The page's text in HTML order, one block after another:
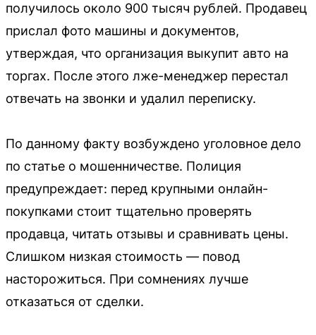
получилось около 900 тысяч рублей. Продавец
прислал фото машины и документов,
утверждая, что организация выкупит авто на
торгах. После этого лже-менеджер перестал
отвечать на звонки и удалил переписку.
По данному факту возбуждено уголовное дело
по статье о мошенничестве. Полиция
предупреждает: перед крупными онлайн-
покупками стоит тщательно проверять
продавца, читать отзывы и сравнивать цены.
Слишком низкая стоимость — повод
насторожиться. При сомнениях лучше
отказаться от сделки.